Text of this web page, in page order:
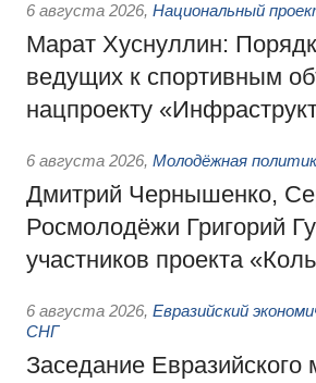
6 августа 2026, Национальный
Марат Хуснуллин:
ведущих к спортивным
нацпроекту
6 августа 2026, Молодёжная
Дмитрий Чернышенко,
Росмолодёжи Григорий
участников проекта
6 августа 2026, Евразийский
СНГ
Заседание Евразийского